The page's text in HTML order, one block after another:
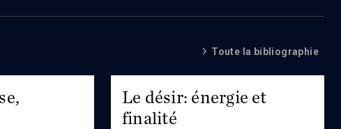
Toute la bibliographie
Le désir: énergie et
finalité